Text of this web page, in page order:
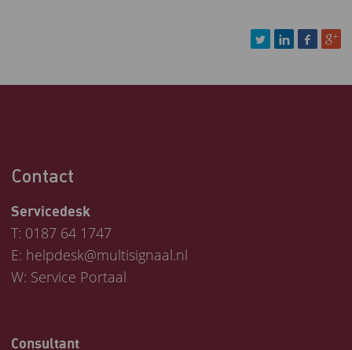
Contact
Servicedesk
T: 0187 64 1747
E: helpdesk@multisignaal.nl
W: Service Portaal
Consultant